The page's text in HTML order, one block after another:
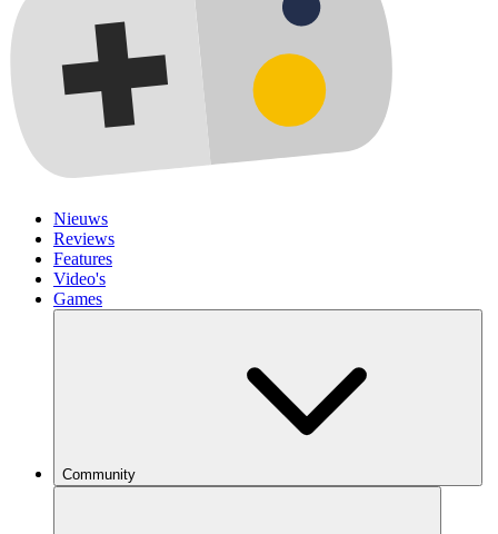
Nieuws
Reviews
Features
Video's
Games
Community